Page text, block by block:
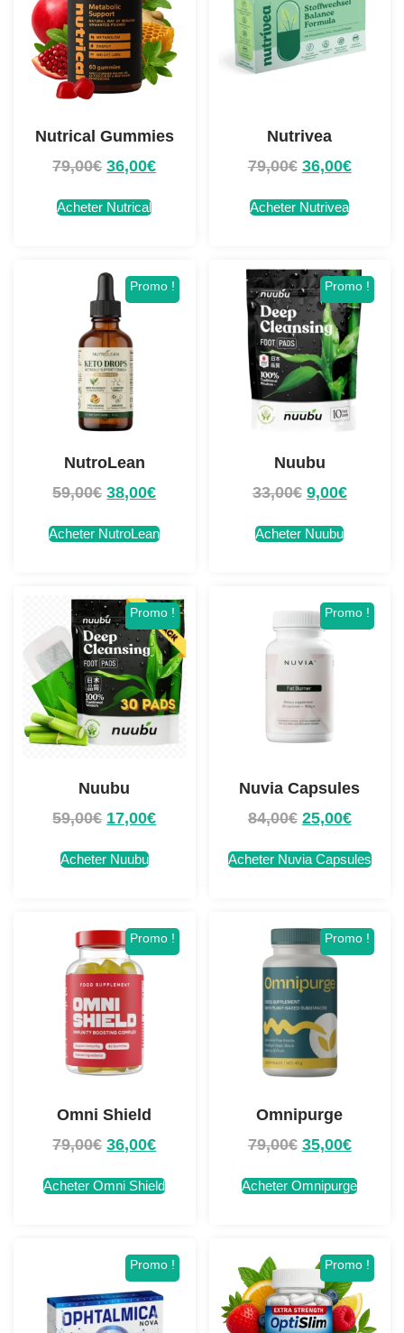
Nutrical Gummies
79,00€ 36,00€
Acheter Nutrical
Nutrivea
79,00€ 36,00€
Acheter Nutrivea
Promo !
NutroLean
59,00€ 38,00€
Acheter NutroLean
Promo !
Nuubu
33,00€ 9,00€
Acheter Nuubu
Promo !
Nuubu
59,00€ 17,00€
Acheter Nuubu
Promo !
Nuvia Capsules
84,00€ 25,00€
Acheter Nuvia Capsules
Promo !
Omni Shield
79,00€ 36,00€
Acheter Omni Shield
Promo !
Omnipurge
79,00€ 35,00€
Acheter Omnipurge
Promo ! Promo !